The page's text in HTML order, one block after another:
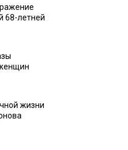
68-летней
жизни